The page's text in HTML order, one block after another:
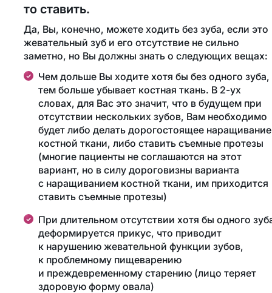
то ставить.
Да, Вы, конечно, можете ходить без зуба, если это
жевательный зуб и его отсутствие не сильно
заметно, но Вы должны знать о следующих вещах:
Чем дольше Вы ходите хотя бы без одного зуба,
тем больше убывает костная ткань. В 2-ух
словах, для Вас это значит, что в будущем при
отсутствии нескольких зубов, Вам необходимо
будет либо делать дорогостоящее наращивание
костной ткани, либо ставить съемные протезы
(многие пациенты не соглашаются на этот
вариант, но в силу дороговизны варианта
с наращиванием костной ткани, им приходится
ставить съемные протезы)
При длительном отсутствии хотя бы одного
деформируется прикус, что приводит
к нарушению жевательной функции зубов,
к проблемному пищеварению
и преждевременному старению (лицо теряет
здоровую форму овала)